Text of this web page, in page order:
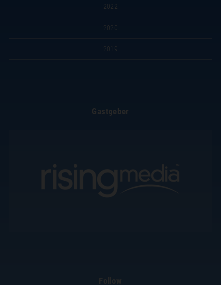
2022
2020
2019
Gastgeber
Follow